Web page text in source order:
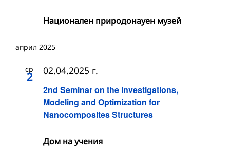
Национален природонауен музей
април 2025
ср
2
2nd Seminar on the Investigations,
Modeling and Optimization for
Nanocomposites Structures
02.04.2025 г.
Дом на учения